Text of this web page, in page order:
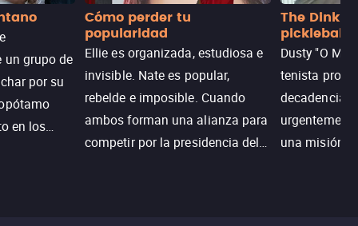
un grupo de
por su
en los
Cómo perder tu
popularidad
Ellie es organizada, estudiosa e
invisible. Nate es popular,
rebelde e imposible. Cuando
ambos forman una alianza para
competir por la presidencia del
The Dink:
pickleball
Dusty "O
tenista
decadencia,
una misión